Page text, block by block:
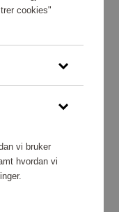
cookies"
vi bruker
hvordan vi